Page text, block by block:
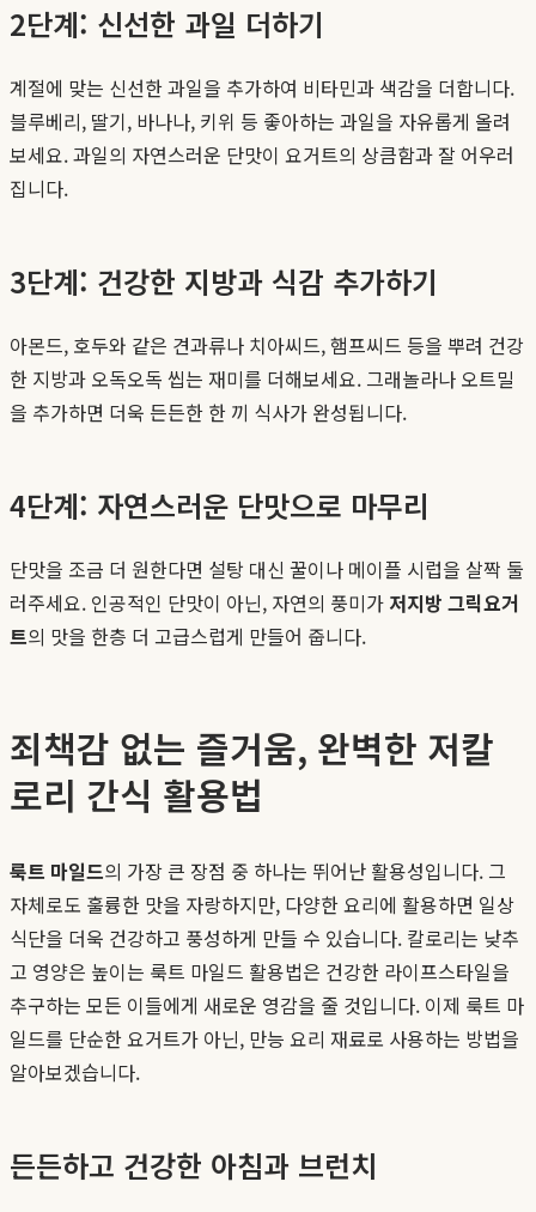
2단계: 신선한 과일 더하기
계절에 맞는 신선한 과일을 추가하여 비타민과 색감을 더합니다.
블루베리, 딸기, 바나나, 키위 등 좋아하는 과일을 자유롭게 올려
보세요. 과일의 자연스러운 단맛이 요거트의 상큼함과 잘 어우러
집니다.
3단계: 건강한 지방과 식감 추가하기
아몬드, 호두와 같은 견과류나 치아씨드, 햄프씨드 등을 뿌려 건강
한 지방과 오독오독 씹는 재미를 더해보세요. 그래놀라나 오트밀
을 추가하면 더욱 든든한 한 끼 식사가 완성됩니다.
4단계: 자연스러운 단맛으로 마무리
단맛을 조금 더 원한다면 설탕 대신 꿀이나 메이플 시럽을 살짝 둘
러주세요. 인공적인 단맛이 아닌, 자연의 풍미가 저지방 그릭요거
트의 맛을 한층 더 고급스럽게 만들어 줍니다.
죄책감 없는 즐거움, 완벽한 저칼
로리 간식 활용법
룩트 마일드의 가장 큰 장점 중 하나는 뛰어난 활용성입니다. 그
자체로도 훌륭한 맛을 자랑하지만, 다양한 요리에 활용하면 일상
식단을 더욱 건강하고 풍성하게 만들 수 있습니다. 칼로리는 낮추
고 영양은 높이는 룩트 마일드 활용법은 건강한 라이프스타일을
추구하는 모든 이들에게 새로운 영감을 줄 것입니다. 이제 룩트 마
일드를 단순한 요거트가 아닌, 만능 요리 재료로 사용하는 방법을
알아보겠습니다.
든든하고 건강한 아침과 브런치